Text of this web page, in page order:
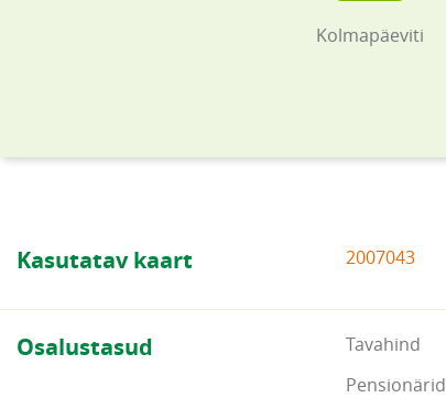
Kolmapäeviti
Kasutatav kaart 2007043
Osalustasud Tavahind
Pensionärid